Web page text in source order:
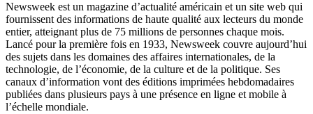
Newsweek est un magazine d’actualité américain et un site web qui
fournissent des informations de haute qualité aux lecteurs du monde
entier, atteignant plus de 75 millions de personnes chaque mois.
Lancé pour la première fois en 1933, Newsweek couvre aujourd’hui
des sujets dans les domaines des affaires internationales, de la
technologie, de l’économie, de la culture et de la politique. Ses
canaux d’information vont des éditions imprimées hebdomadaires
publiées dans plusieurs pays à une présence en ligne et mobile à
l’échelle mondiale.